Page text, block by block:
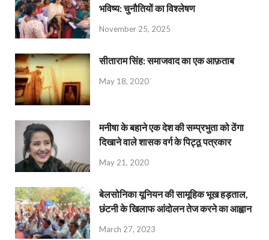
भविष्य: चुनौतियों का विश्लेषण
November 25, 2025
सीताराम सिंह: समाजवाद का एक आफ़ताब
May 18, 2020
मनीषा के बहाने एक देश की सम्प्रभुता को ठेंगा
दिखाने वाले शासक वर्ग के पिट्ठू पत्रकार
May 21, 2020
बेलसोनिका यूनियन की सामूहिक भूख हड़ताल,
छंटनी के खिलाफ आंदोलन तेज करने का आह्वान
March 27, 2023